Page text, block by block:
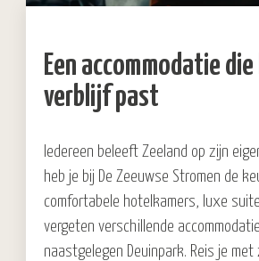
Een accommodatie
verblijf past
Iedereen beleeft Zeeland op zijn
heb je bij De Zeeuwse Stromen de
comfortabele hotelkamers, luxe
vergeten verschillende
naastgelegen Deuinpark. Reis je